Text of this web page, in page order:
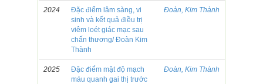
2024
Đặc điểm lâm sàng, vi
sinh và kết quả điều trị
viêm loét giác mạc sau
chấn thương/ Đoàn Kim
Thành
Đoàn, Kim Thành
2025
Đặc điểm mật độ mạch
máu quanh gai thị trước
Đoàn, Kim Thành